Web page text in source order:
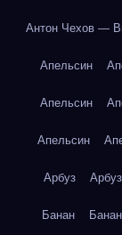
Антон Чехов —
Апельсин
Апельсин
Апельсин
Арбуз Арбуз
Банан Банан